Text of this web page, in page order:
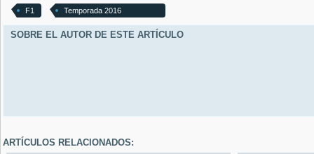
F1 Temporada 2016
SOBRE EL AUTOR DE ESTE ARTÍCULO
ARTÍCULOS RELACIONADOS: